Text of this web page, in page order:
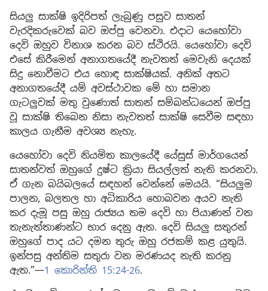
සියලු සාක්ෂි ඉදිරිපත් ලැබුණු පසුව සාතන්
වැරදිකරුවෙක් බව ඔප්පු වෙනවා. එදාට යෙහෝවා
දෙවි ඔහුව විනාශ කරන බව ස්ථිරයි. යෙහෝවා දෙවි
එසේ කිරීමෙන් අනාගතයේදී නැවතත් මෙවැනි දෙයක්
සිදු නොවීමට එය හොඳ සාක්ෂියක්. අනික් අතට
අනාගතයේදී යම් අවස්ථාවක මේ හා සමාන
ගැටලුවක් මතු වුණොත් සාතන් සම්බන්ධයෙන් ඔප්පු
වූ සාක්ෂි තිබෙන නිසා නැවතත් සාක්ෂි සෙවීම සඳහා
කාලය ගැනීම අවශ්‍ය නැහැ.
යෙහෝවා දෙවි නියමිත කාලයේදී යේසුස් මාර්ගයෙන්
සාතන්වත් ඔහුගේ දුෂ්ට ක්‍රියා සියල්ලත් නැති කරනවා.
ඒ ගැන බයිබලයේ සඳහන් වෙන්නේ මෙයයි. “සියලුම
පාලන, බලතල හා අධිකාරිය හොබවන අයව නැති
කර දැමූ පසු ඔහු රාජ්‍යය තම දෙවි හා පියාණන් වන
තැනැත්තාණන්ට භාර දෙනු ඇත. දෙවි සියලු සතුරන්
ඔහුගේ පාද යට දමන තුරු ඔහු රජකම් කළ යුතුයි.
ඉන්පසු අන්තිම සතුරා වන මරණයද නැති කරනු
ඇත.”—1 කොරින්ති 15:24-26.